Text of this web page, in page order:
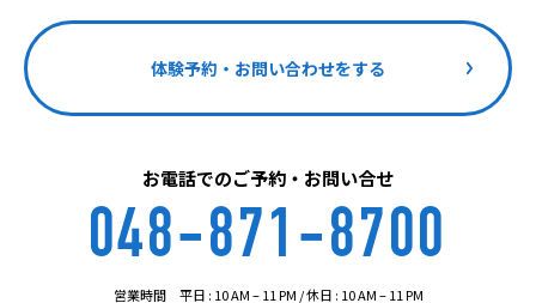
体験予約・お問い合わせをする
お電話でのご予約・お問い合せ
048-871-8700
営業時間 平日 : 10 AM – 11 PM / 休日 : 10 AM – 11 PM